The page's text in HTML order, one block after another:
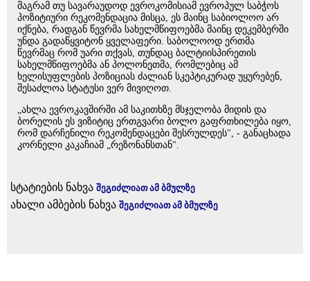
მაგრამ თუ სავარაუდოდ ევროკომისიამ ევროპულ საბჭოს
პოზიტიური რეკომენდაცია მისცა, ეს მაინც საბიოლოო არ
იქნება, რადგან წევრმა სახელმწიფოებმა მაინც დეკემბერში
უნდა გადაწყვიტონ ყველაფერი. საბოლოოდ ერთმა
წევრმაც რომ უარი თქვას, თუნდაც ბალტიისპირეთის
სახელმწიფოებმა ან პოლონეთმა, რომლებიც ამ
ხელისუფლების პოზიციას ძალიან სკეპტიკურად უყურებენ,
შესაძლოა სტატუსი ვერ მივიღოთ.
„ახლა ევროკავშირში ამ საკითხზე მსჯელობა მიდის და
ბორელის ეს ვიზიტიც ერთგვარი ბოლო გაფრთხილება იყო,
რომ დარჩენილი რეკომენდაცები შესრულდეს", - განაცხადა
კორნელი კაკაჩიამ „რეზონანსთან".
სტატიების ნახვა შეგიძლიათ ამ ბმულზე
ახალი ამბების ნახვა შეგიძლიათ ამ ბმულზე